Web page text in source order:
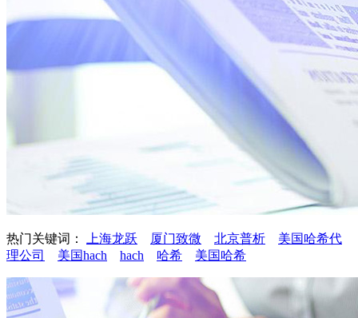
热门关键词： 上海龙跃 厦门致微 北京普析
美国哈希代
理公司
美国hach hach 哈希 美国哈希